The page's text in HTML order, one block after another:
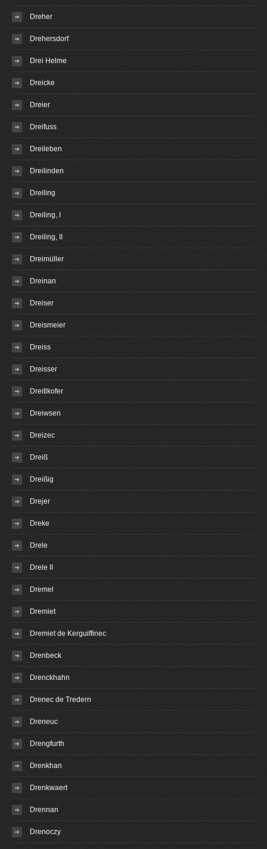
Dreher
Drehersdorf
Drei Helme
Dreicke
Dreier
Dreifuss
Dreileben
Dreilinden
Dreiling
Dreiling, I
Dreiling, II
Dreimüller
Dreinan
Dreiser
Dreismeier
Dreiss
Dreisser
Dreitlkofer
Dreiwsen
Dreizec
Dreiß
Dreißig
Drejer
Dreke
Drele
Drele II
Dremel
Dremiet
Dremiet de Kerguiffinec
Drenbeck
Drenckhahn
Drenec de Tredern
Dreneuc
Drengfurth
Drenkhan
Drenkwaert
Drennan
Drenoczy